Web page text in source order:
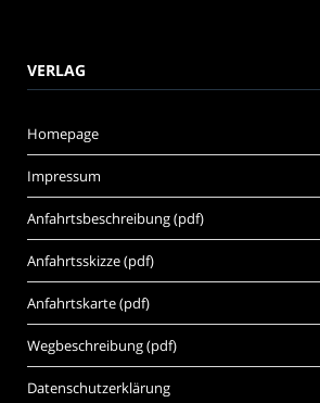
VERLAG
Homepage
Impressum
Anfahrtsbeschreibung (pdf)
Anfahrtsskizze (pdf)
Anfahrtskarte (pdf)
Wegbeschreibung (pdf)
Datenschutzerklärung